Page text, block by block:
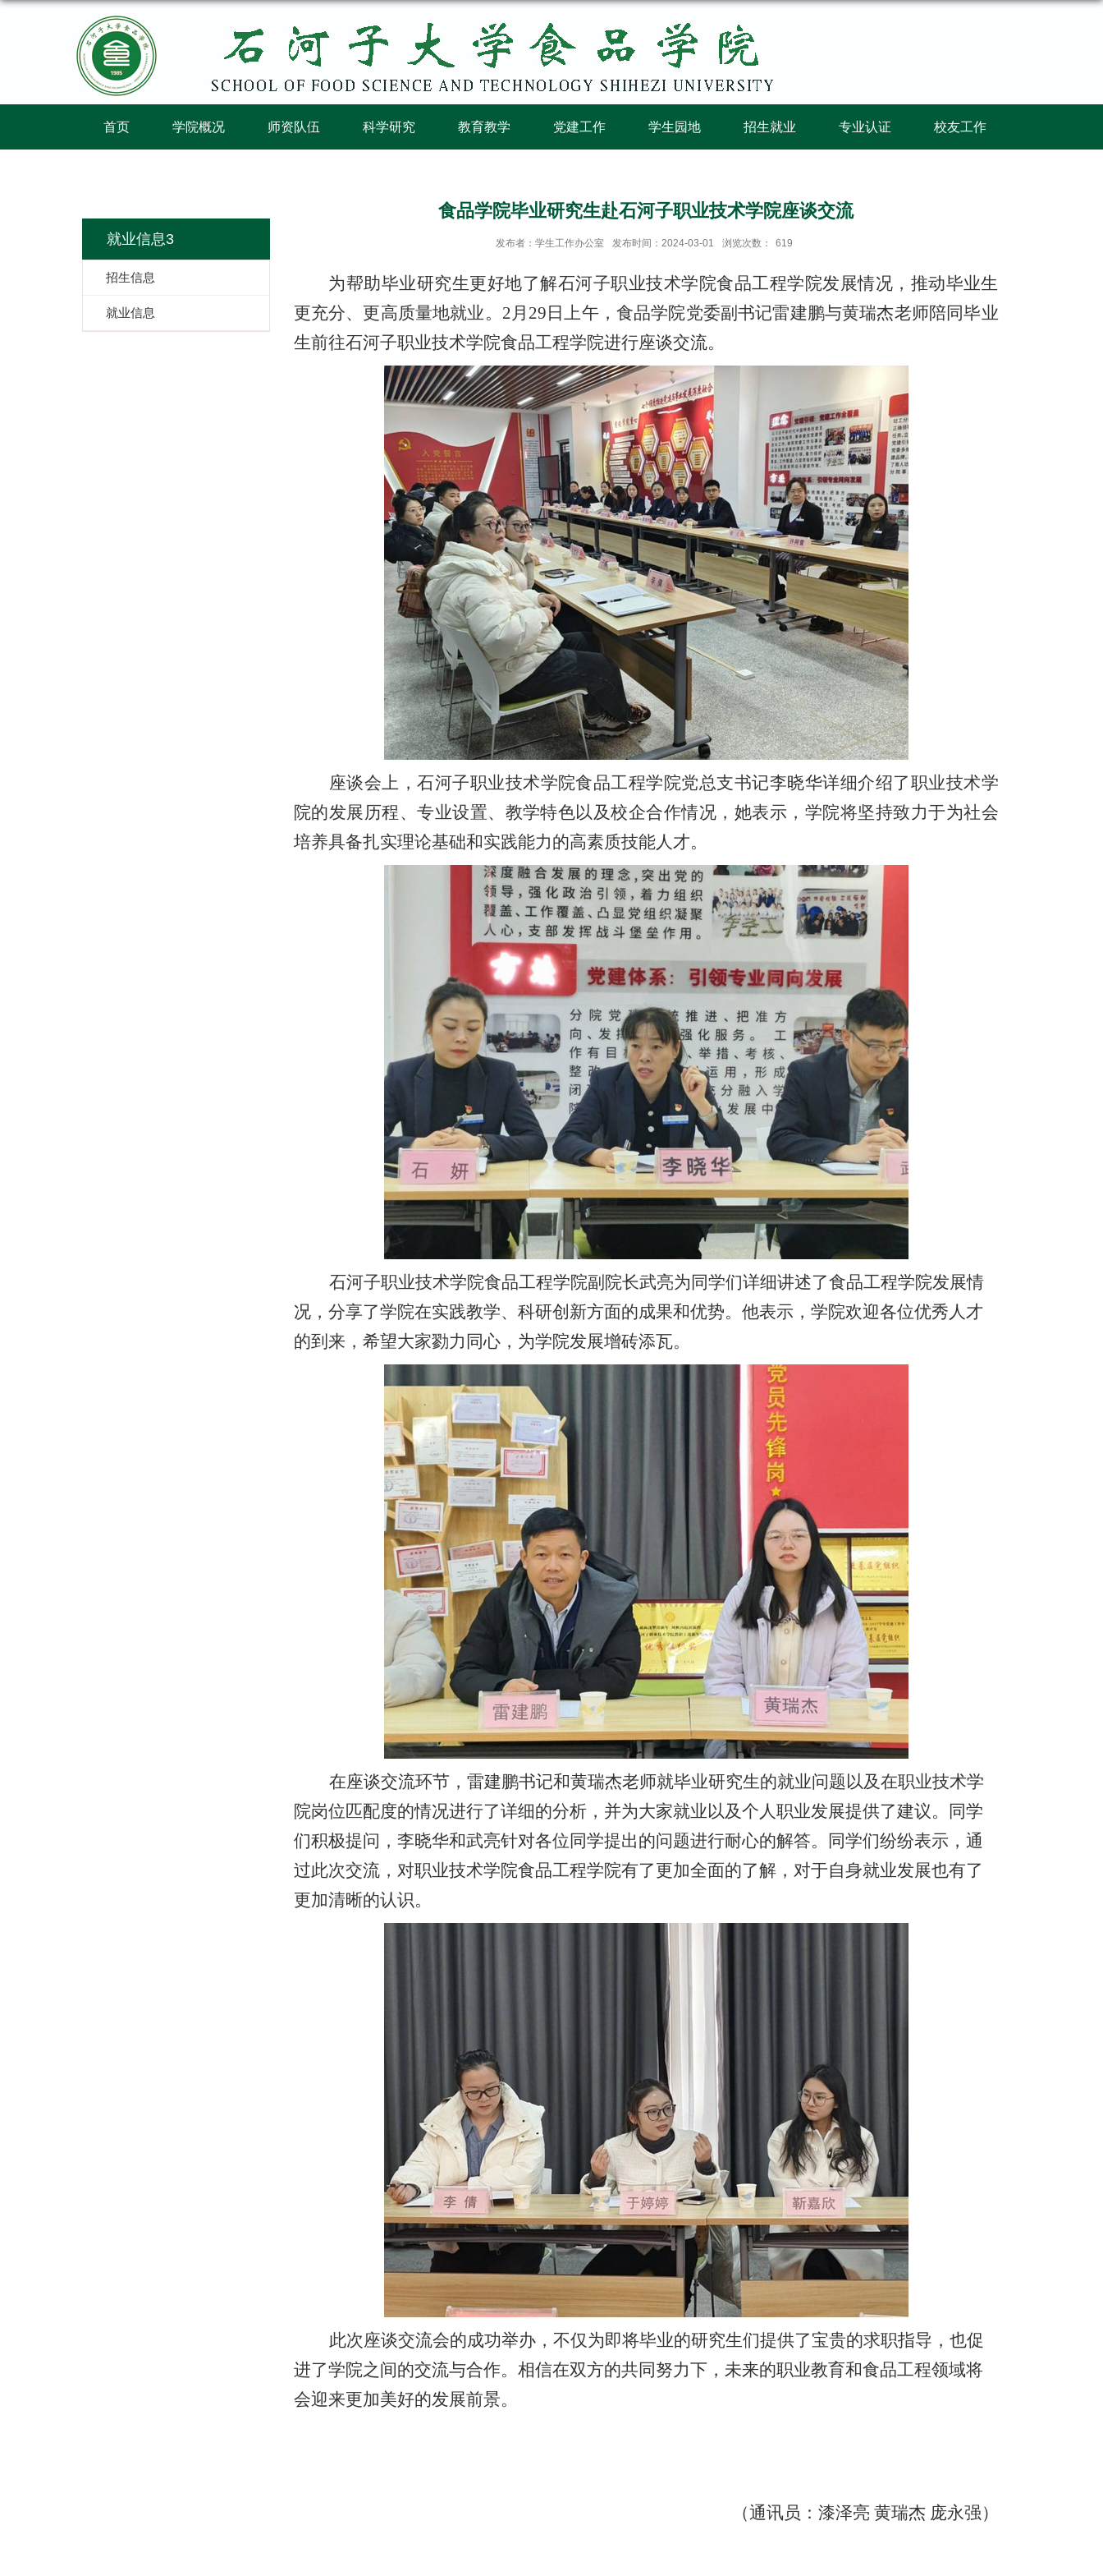
首页 学院概况 师资队伍 科学研究 教育教学 党建工作 学生园地 招生就业 专业认证 校友工作
就业信息3
招生信息
就业信息
食品学院毕业研究生赴石河子职业技术学院座谈交流
发布者：学生工作办公室 发布时间：2024-03-01 浏览次数： 619
为帮助毕业研究生更好地了解石河子职业技术学院食品工程学院发展情况，推动毕业生
更充分、更高质量地就业。 2月29日上午，食品学院党委副书记雷建鹏与黄瑞杰老师陪同毕业
生前往石河子职业技术学院食品工程学院进行座谈交流。
座谈会上，石河子职业技术学院食品工程学院党总支书记李晓华详细介绍了职业技术学
院的发展历程、专业设置、教学特色以及校企合作情况，她表示，学院将坚持致力于为社会
培养具备扎实理论基础和实践能力的高素质技能人才。
石河子职业技术学院食品工程学院副院长武亮为同学们详细讲述了食品工程学院发展情
况，分享了学院在实践教学、科研创新方面的成果和优势。他表示，学院欢迎各位优秀人才
的到来，希望大家勠力同心，为学院发展增砖添瓦。
在座谈交流环节，雷建鹏书记和黄瑞杰老师就毕业研究生的就业问题以及在职业技术学
院岗位匹配度的情况进行了详细的分析，并为大家就业以及个人职业发展提供了建议。同学
们积极提问，李晓华和武亮针对各位同学提出的问题进行耐心的解答。同学们纷纷表示，通
过此次交流，对职业技术学院食品工程学院有了更加全面的了解，对于自身就业发展也有了
更加清晰的认识。
此次座谈交流会的成功举办，不仅为即将毕业的研究生们提供了宝贵的求职指导，也促
进了学院之间的交流与合作。相信在双方的共同努力下，未来的职业教育和食品工程领域将
会迎来更加美好的发展前景。
（通讯员：漆泽亮 黄瑞杰 庞永强）